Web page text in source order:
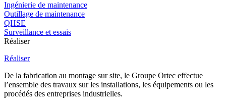
Ingénierie de maintenance
Outillage de maintenance
QHSE
Surveillance et essais
Réaliser
Réaliser
De la fabrication au montage sur site, le Groupe Ortec effectue
l’ensemble des travaux sur les installations, les équipements ou les
procédés des entreprises industrielles.